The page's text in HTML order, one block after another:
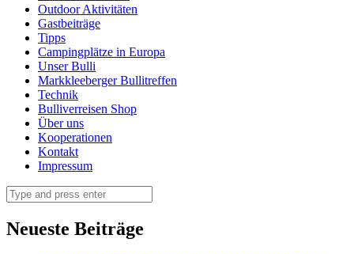
Reiseblog
BULLI
VERREISEN
Vorderkaserklamm
Reiseblog
BULLI
VERREISEN
Outdoor Aktivitäten
Gastbeiträge
Tipps
Campingplätze in Europa
Unser Bulli
Markkleeberger Bullitreffen
Technik
Bulliverreisen Shop
Über uns
Kooperationen
Kontakt
Impressum
Search
Neueste Beiträge